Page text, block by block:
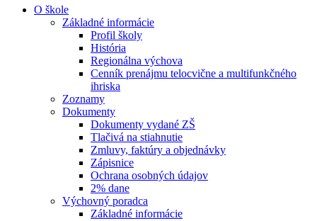
O škole
Základné informácie
Profil školy
História
Regionálna výchova
Cenník prenájmu telocvične a multifunkčného
ihriska
Zoznamy
Dokumenty
Dokumenty vydané ZŠ
Tlačivá na stiahnutie
Zmluvy, faktúry a objednávky
Zápisnice
Ochrana osobných údajov
2% dane
Výchovný poradca
Základné informácie